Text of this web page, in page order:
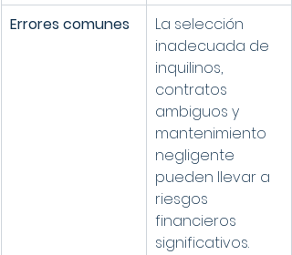
Errores comunes
La selección
inadecuada de
inquilinos,
contratos
ambiguos y
mantenimiento
negligente
pueden llevar a
riesgos
financieros
significativos.